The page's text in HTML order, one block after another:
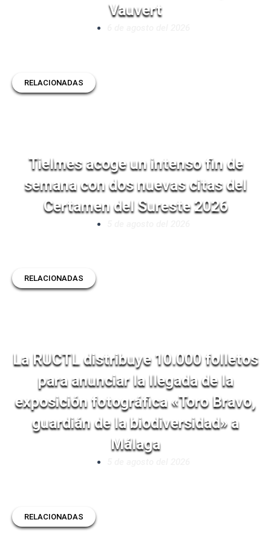
Vauvert
RELACIONADAS
Tielmes acoge un intenso fin de
semana con dos nuevas citas del
Certamen del Sureste 2026
RELACIONADAS
La RUCTL distribuye 10.000 folletos
para anunciar la llegada de la
exposición fotográfica «Toro Bravo,
guardián de la biodiversidad» a
Málaga
RELACIONADAS